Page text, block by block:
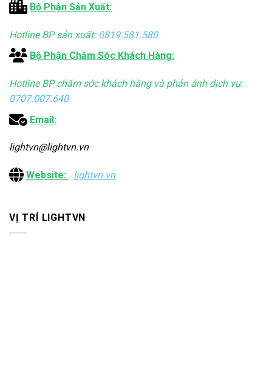
Bộ Phận Sản Xuất:
Hotline BP sản xuất: 0819.581.580
Bộ Phận Chăm Sóc Khách Hàng:
Hotline BP chăm sóc khách hàng và phản ánh dịch vụ:
0707.007.640
Email:
lightvn@lightvn.vn
Website: lightvn.vn
VỊ TRÍ LIGHTVN